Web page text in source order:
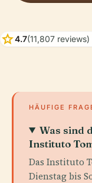
star4.7(11,807 reviews)
HÄUFIGE
Was sind
Instituto
Das Instituto
Dienstag bis